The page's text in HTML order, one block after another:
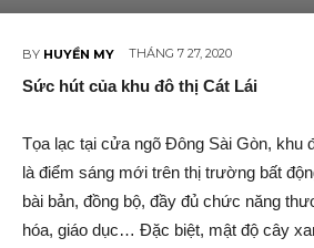
BY HUYỀN MY THÁNG 7 27, 2020
Sức hút của khu đô thị Cát Lái
Tọa lạc tại cửa ngõ Đông Sài Gòn, khu
là điểm sáng mới trên thị trường bất
bài bản, đồng bộ, đầy đủ chức năng
hóa, giáo dục… Đặc biệt, mật độ cây